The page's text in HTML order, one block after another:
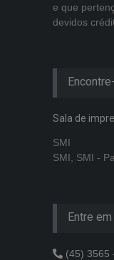
e que
devidos
Sala de
SMI
SMI, SMI -
Entre
(45) 3565